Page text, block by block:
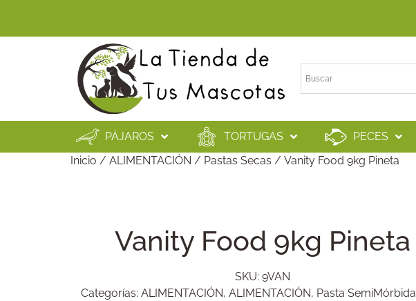
PÁJAROS TORTUGAS PECES
Inicio / ALIMENTACIÓN / Pastas Secas / Vanity Food 9kg Pineta
Vanity Food 9kg Pineta
SKU: 9VAN
Categorías: ALIMENTACIÓN, ALIMENTACIÓN, Pasta SemiMórbida